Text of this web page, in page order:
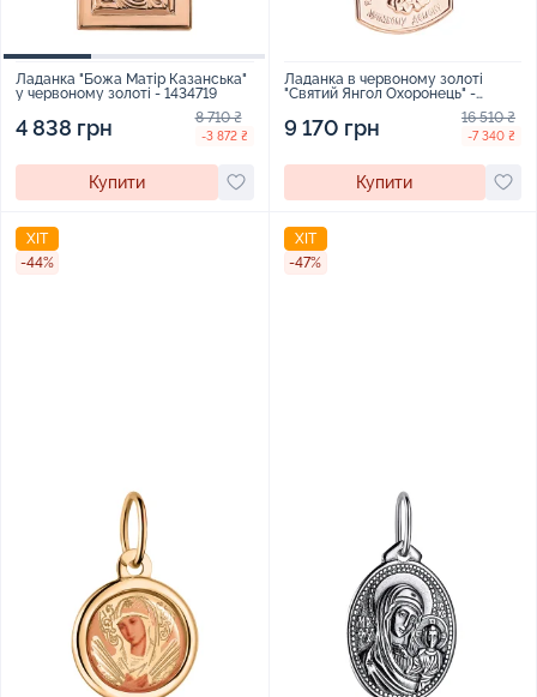
Ладанка "Божа Матір Казанська"
у червоному золоті - 1434719
4 838 грн 8 710 ₴
-3 872 ₴
Купити
Ладанка в червоному золоті
"Святий Янгол Охоронець" -
9 170 грн 16 510 ₴
-7 340 ₴
Купити
ХІТ
-44%
ХІТ
-47%